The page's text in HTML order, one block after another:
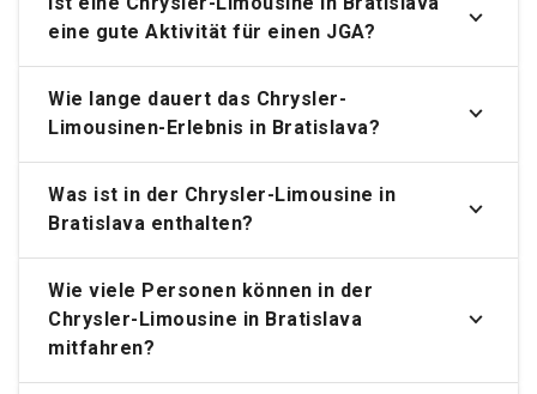
eine gute Aktivität für einen JGA?
Wie lange dauert das Chrysler-
Limousinen-Erlebnis in Bratislava?
Was ist in der Chrysler-Limousine in
Bratislava enthalten?
Wie viele Personen können in der
Chrysler-Limousine in Bratislava
mitfahren?